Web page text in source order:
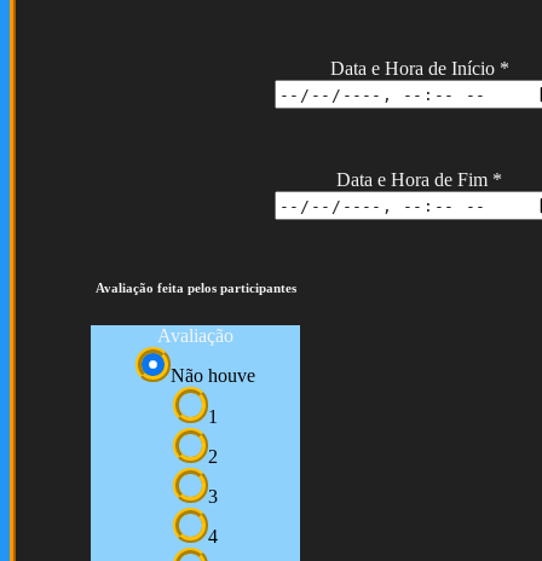
Data e Hora de Início *
Data e Hora de Fim *
Avaliação feita pelos participantes
Avaliação
Não houve
1
2
3
4